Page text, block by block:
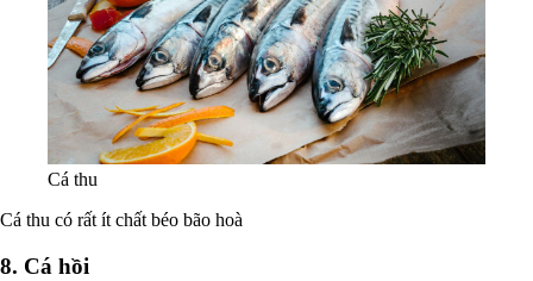
Cá thu
Cá thu có rất ít chất béo bão hoà
8. Cá hồi